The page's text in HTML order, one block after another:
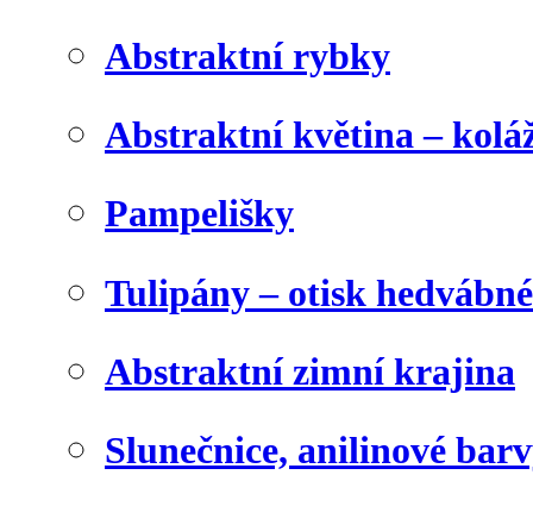
Abstraktní rybky
Abstraktní květina –
Pampelišky
Tulipány – otisk
Abstraktní zimní krajina
Slunečnice, anilinové